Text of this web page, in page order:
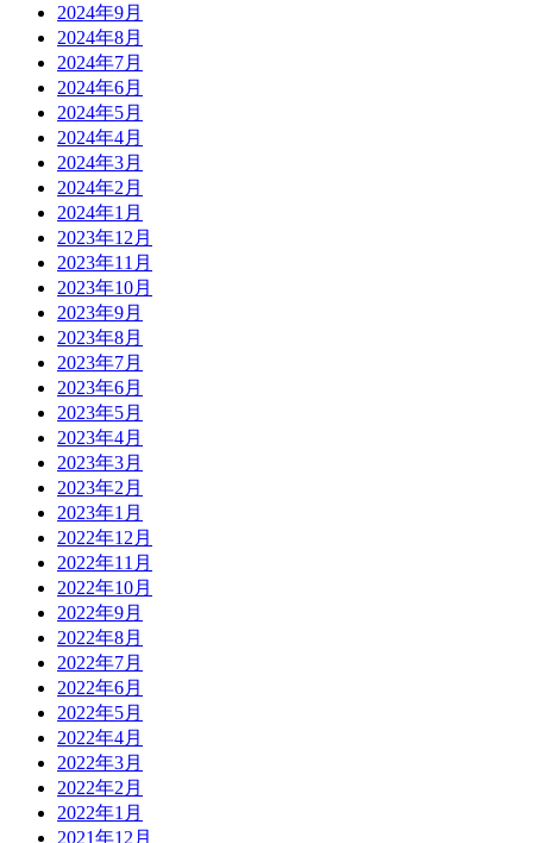
2024年9月
2024年8月
2024年7月
2024年6月
2024年5月
2024年4月
2024年3月
2024年2月
2024年1月
2023年12月
2023年11月
2023年10月
2023年9月
2023年8月
2023年7月
2023年6月
2023年5月
2023年4月
2023年3月
2023年2月
2023年1月
2022年12月
2022年11月
2022年10月
2022年9月
2022年8月
2022年7月
2022年6月
2022年5月
2022年4月
2022年3月
2022年2月
2022年1月
2021年12月